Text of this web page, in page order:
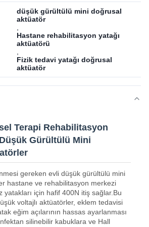
düşük gürültülü mini doğrusal
aktüatör
Hastane rehabilitasyon yatağı
aktüatörü
Fizik tedavi yatağı doğrusal
aktüatör
Terapi Rehabilitasyon
Gürültülü Mini
gereken evli düşük gürültülü mini
hastane ve rehabilitasyon merkezi
yatakları için hafif 400N itiş sağlar.Bu
voltajlı aktüatörler, eklem tedavisi
eğim açılarının hassas ayarlanması
silinebilir kabuklara ve Hall